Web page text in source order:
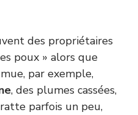
des propriétaires
poux » alors que
par exemple,
, des plumes cassées,
parfois un peu,